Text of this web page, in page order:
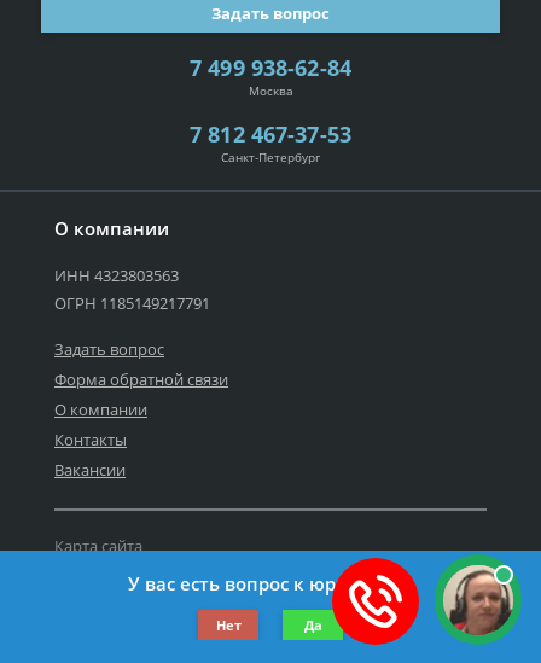
О компании
ИНН 4323803563
ОГРН 1185149217791
Задать вопрос
Форма обратной связи
О компании
Контакты
Вакансии
©2019-2022 Все права защищены.
Карта сайта
Политика персональных данных
7 499 938-62-84
Москва
7 812 467-37-53
Санкт-Петербург
Задать вопрос
У вас есть вопрос к юристу?
Нет Да